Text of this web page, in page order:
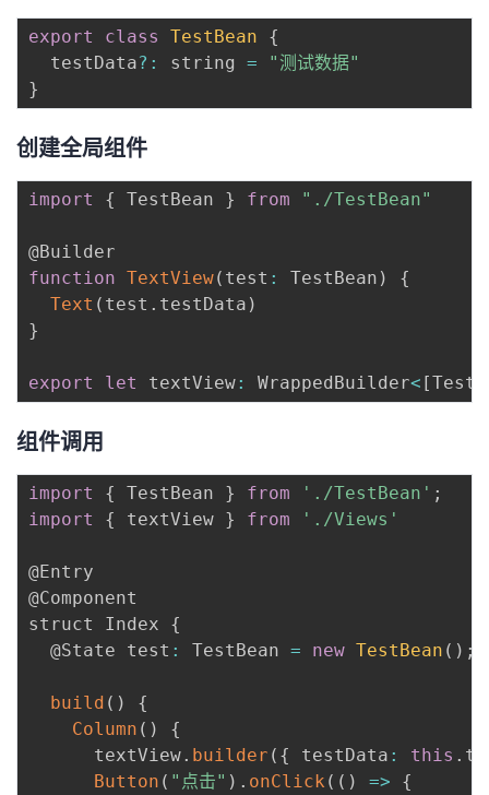
export class TestBean
{
  testData
? : string =
"测试数据"
}
创建全局组件
import { TestBean } from "./TestBean"
function TextView( test : TestBean )
{
Text ( test . testData )
}
export let textView: WrappedBuilder< [
组件调用
import { TestBean } from './TestBean' ;
import
{ textView } from './Views'
@Entry
@Component
struct Index {
  @State test
: TestBean = new TestBean ( ) ;
build ( )
{
Column ( )
{
      textView
. builder ( { testData : this .
Button ( "点击" ) . onClick ( ( ) =>
{